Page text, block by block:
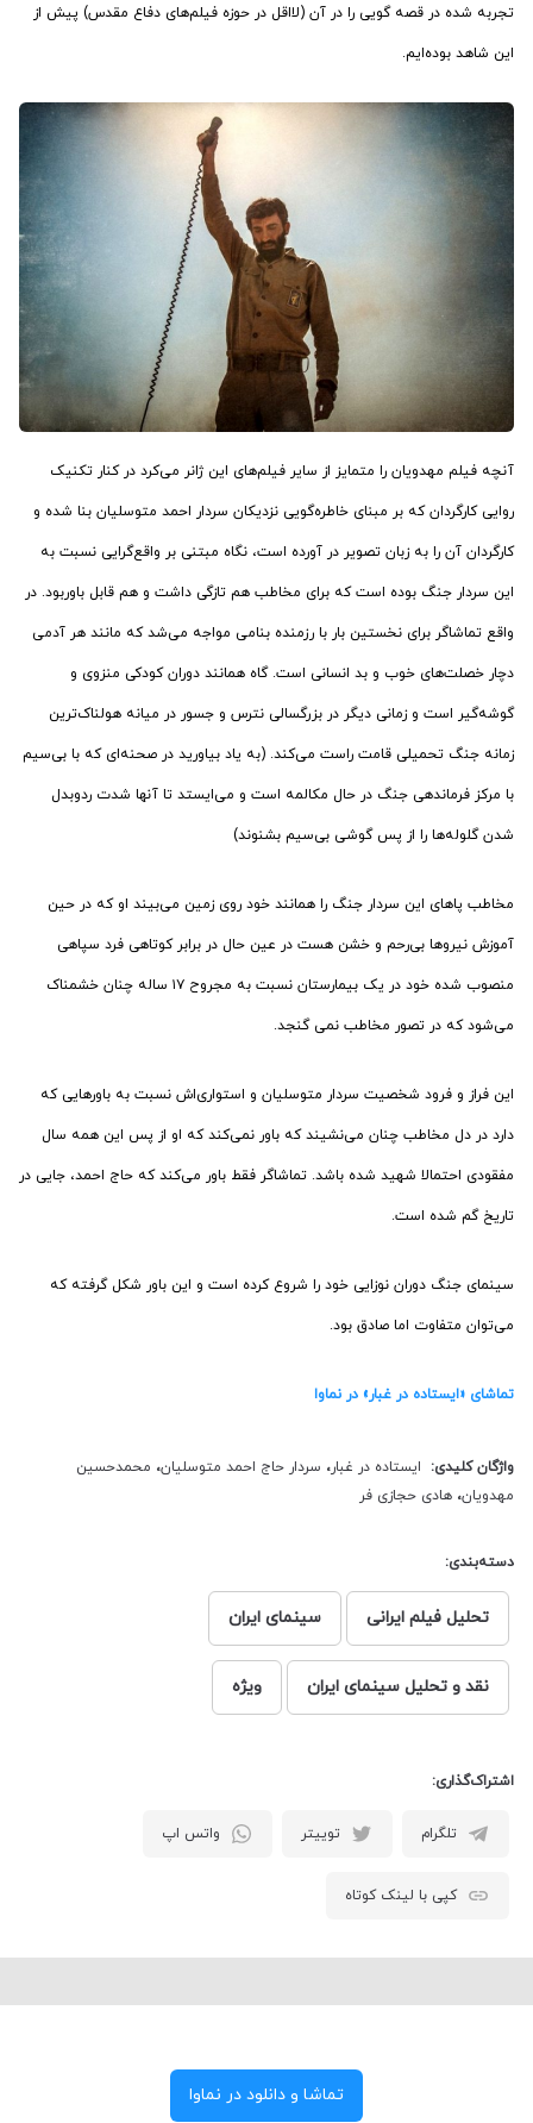
تجربه شده در قصه گویی را در آن (لااقل در حوزه فیلم‌های دفاع مقدس) پیش از
این شاهد بوده‌ایم.
آنچه فیلم مهدویان را متمایز از سایر فیلم‌های این ژانر می‌کرد در کنار تکنیک
روایی کارگردان که بر مبنای خاطره‌گویی نزدیکان سردار احمد متوسلیان بنا شده و
کارگردان آن را به زبان تصویر در آورده است، نگاه مبتنی بر واقع‌گرایی نسبت به
این سردار جنگ بوده است که برای مخاطب هم تازگی داشت و هم قابل باوربود. در
واقع تماشاگر برای نخستین بار با رزمنده بنامی مواجه می‌شد که مانند هر آدمی
دچار خصلت‌های خوب و بد انسانی است. گاه همانند دوران کودکی منزوی و
گوشه‌گیر است و زمانی دیگر در بزرگسالی نترس و جسور در میانه هولناک‌ترین
زمانه جنگ تحمیلی قامت راست می‌کند. (به یاد بیاورید در صحنه‌ای که با بی‌سیم
با مرکز فرماندهی جنگ در حال مکالمه است و می‌ایستد تا آنها شدت ردوبدل
شدن گلوله‌ها را از پس گوشی بی‌سیم بشنوند)
مخاطب پاهای این سردار جنگ را همانند خود روی زمین می‌بیند او که در حین
آموزش نیروها بی‌رحم و خشن هست در عین حال در برابر کوتاهی فرد سپاهی
منصوب شده خود در یک بیمارستان نسبت به مجروح ۱۷ ساله چنان خشمناک
می‌شود که در تصور مخاطب نمی گنجد.
این فراز و فرود شخصیت سردار متوسلیان و استواری‌اش نسبت به باورهایی که
دارد در دل مخاطب چنان می‌نشیند که باور نمی‌کند که او از پس این همه سال
مفقودی احتمالا شهید شده باشد. تماشاگر فقط باور می‌کند که حاج احمد، جایی در
تاریخ گم شده است.
سینمای جنگ دوران نوزایی خود را شروع کرده است و این باور شکل گرفته که
می‌توان متفاوت اما صادق بود.
تماشای «ایستاده در غبار» در نماوا
واژگان کلیدی: ایستاده در غبار، سردار حاج احمد متوسلیان، محمدحسین
مهدویان، هادی حجازی فر
دسته‌بندی:
تحلیل فیلم ایرانی سینمای ایران
نقد و تحلیل سینمای ایران ویژه
اشتراک‌گذاری:
تلگرام توییتر واتس اپ
کپی با لینک کوتاه
تماشا و دانلود در نماوا